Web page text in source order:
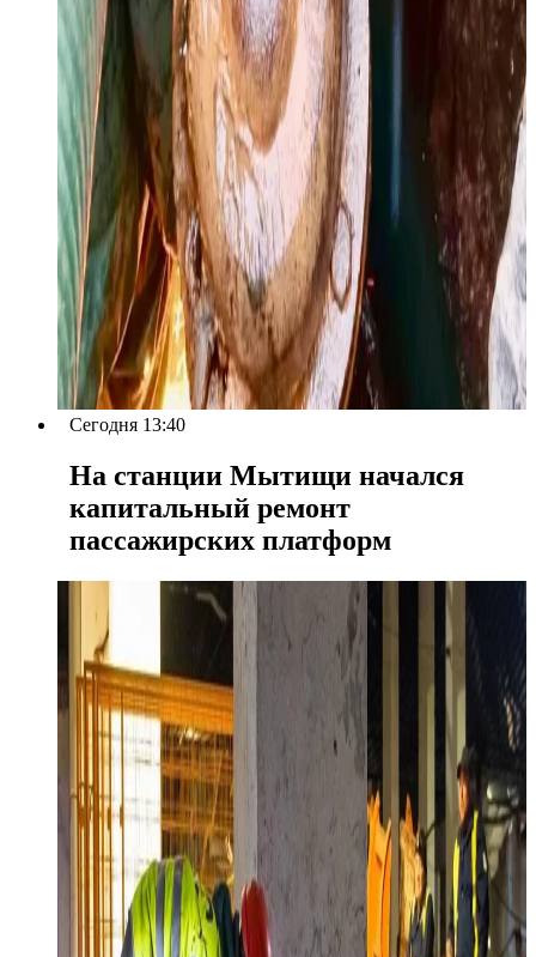
Сегодня 13:40
На станции Мытищи начался
капитальный ремонт
пассажирских платформ